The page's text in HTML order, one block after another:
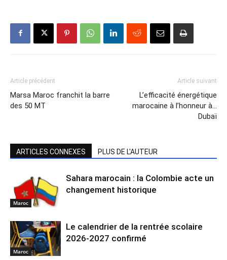
Article précédent
Marsa Maroc franchit la barre
des 50 MT
Article suivant
L’efficacité énergétique
marocaine à l’honneur à…
Dubaï
ARTICLES CONNEXES PLUS DE L'AUTEUR
Maroc
Sahara marocain : la Colombie acte un
changement historique
Maroc
Le calendrier de la rentrée scolaire
2026-2027 confirmé